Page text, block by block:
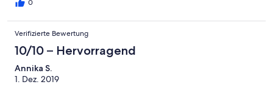
0
Verifizierte Bewertung
10/10 – Hervorragend
Annika S.
1. Dez. 2019